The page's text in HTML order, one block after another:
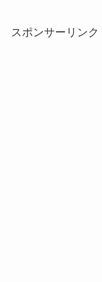
スポンサーリンク